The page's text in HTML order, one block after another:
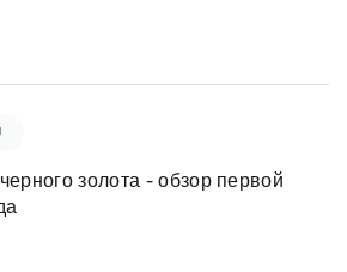
золота - обзор первой